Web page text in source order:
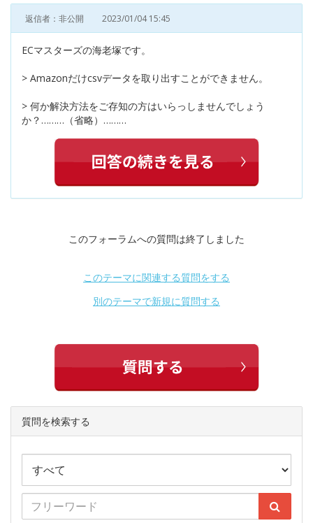
返信者：非公開 2023/01/04 15:45
ECマスターズの海老塚です。
> Amazonだけcsvデータを取り出すことができません。
> 何か解決方法をご存知の方はいらっしませんでしょう
か？………（省略）………
このフォーラムへの質問は終了しました
このテーマに関連する質問をする
別のテーマで新規に質問する
質問を検索する